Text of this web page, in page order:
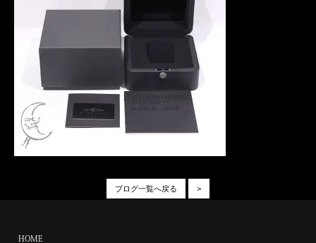
>
ブログ一覧へ戻る
HOME